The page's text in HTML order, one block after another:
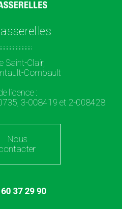
Saint-Clair,
Combault
licence :
3-008419 et 2-008428
Nous
37 29 90